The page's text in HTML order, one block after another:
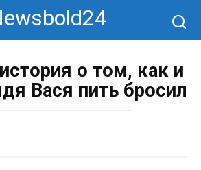
о том, как и
Вася пить бросил